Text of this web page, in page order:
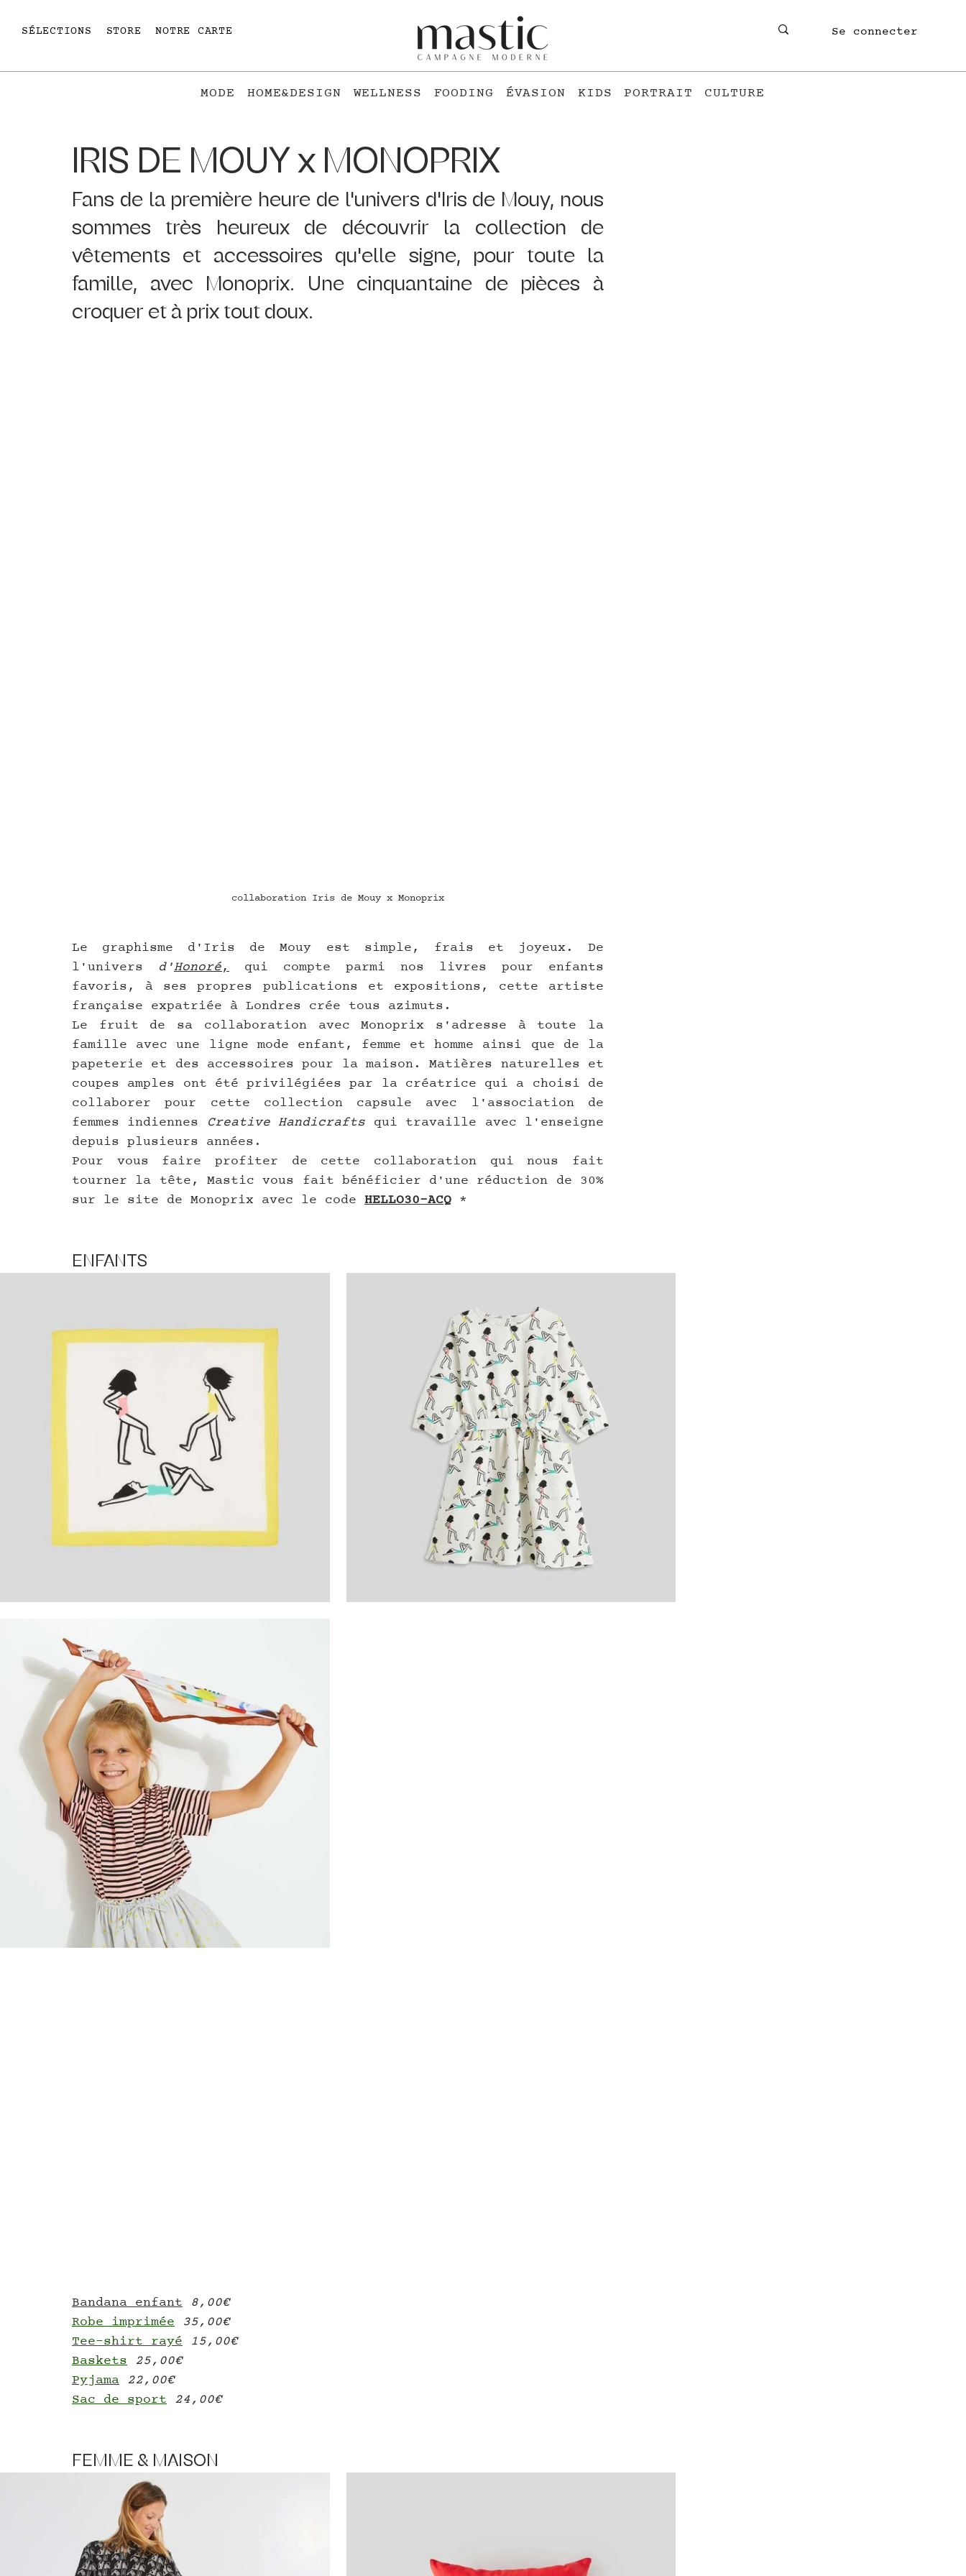
SÉLECTIONS STORE NOTRE CARTE Se connecter
MODE HOME&DESIGN WELLNESS FOODING ÉVASION KIDS PORTRAIT CULTURE
IRIS DE MOUY x MONOPRIX
Fans de la première heure de l'univers d'Iris de Mouy, nous
sommes très heureux de découvrir la collection de
vêtements et accessoires qu'elle signe, pour toute la
famille, avec Monoprix. Une cinquantaine de pièces à
croquer et à prix tout doux.
collaboration Iris de Mouy x Monoprix
Le graphisme d'Iris de Mouy est simple, frais et joyeux. De
l'univers d'Honoré, qui compte parmi nos livres pour enfants
favoris, à ses propres publications et expositions, cette artiste
française expatriée à Londres crée tous azimuts.
Le fruit de sa collaboration avec Monoprix s'adresse à toute la
famille avec une ligne mode enfant, femme et homme ainsi que de la
papeterie et des accessoires pour la maison. Matières naturelles et
coupes amples ont été privilégiées par la créatrice qui a choisi de
collaborer pour cette collection capsule avec l'association de
femmes indiennes Creative Handicrafts qui travaille avec l'enseigne
depuis plusieurs années.
Pour vous faire profiter de cette collaboration qui nous fait
tourner la tête, Mastic vous fait bénéficier d'une réduction de 30%
sur le site de Monoprix avec le code HELLO30-ACQ *
ENFANTS
Bandana enfant 8,00€
Robe imprimée 35,00€
Tee-shirt rayé 15,00€
Baskets 25,00€
Pyjama 22,00€
Sac de sport 24,00€
FEMME & MAISON